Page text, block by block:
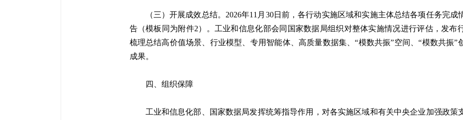
（三）开展成效总结。2026年11月30日前，各行动实施区域和实施主体总结各项任务完成
告（模板同为附件2）。工业和信息化部会同国家数据局组织对整体实施情况进行评估，发布
梳理总结高价值场景、行业模型、专用智能体、高质量数据集、“模数共振”空间、“模数共振”
成果。
四、组织保障
工业和信息化部、国家数据局发挥统筹指导作用，对各实施区域和有关中央企业加强政策